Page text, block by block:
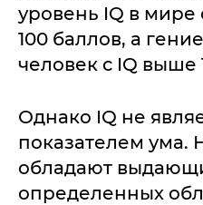
уровень IQ в мире
100 баллов, а
человек с IQ выше
Однако IQ не
показателем ума.
обладают
определенных